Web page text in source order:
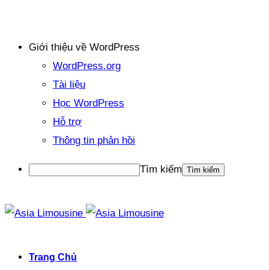
Giới thiệu về WordPress
WordPress.org
Tài liệu
Học WordPress
Hỗ trợ
Thông tin phản hồi
Tìm kiếm
Trang Chủ